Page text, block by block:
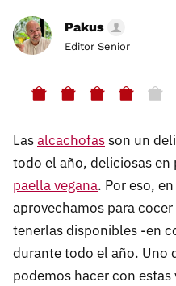
Pakus
Editor Senior
Lasalcachofasson un
todo el año, deliciosas en
paella vegana. Por eso,
aprovechamos para
tenerlas disponibles -en
durante todo el año. Uno
podemos hacer con